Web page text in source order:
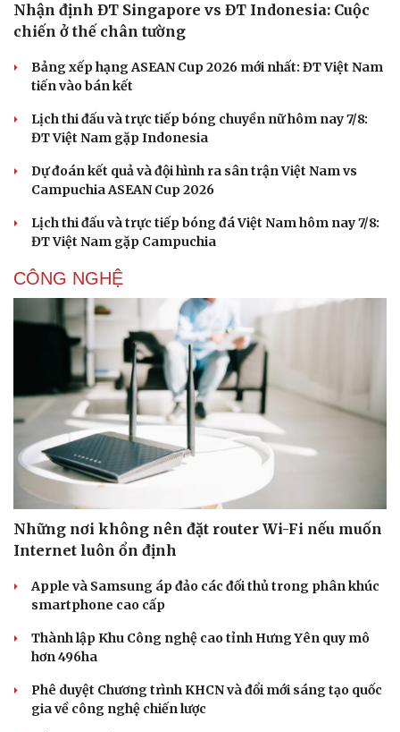
Nhận định ĐT Singapore vs ĐT Indonesia: Cuộc
chiến ở thế chân tường
Bảng xếp hạng ASEAN Cup 2026 mới nhất: ĐT Việt Nam
tiến vào bán kết
Lịch thi đấu và trực tiếp bóng chuyền nữ hôm nay 7/8:
ĐT Việt Nam gặp Indonesia
Dự đoán kết quả và đội hình ra sân trận Việt Nam vs
Campuchia ASEAN Cup 2026
Lịch thi đấu và trực tiếp bóng đá Việt Nam hôm nay 7/8:
ĐT Việt Nam gặp Campuchia
CÔNG NGHỆ
Những nơi không nên đặt router Wi-Fi nếu muốn
Internet luôn ổn định
Apple và Samsung áp đảo các đối thủ trong phân khúc
smartphone cao cấp
Thành lập Khu Công nghệ cao tỉnh Hưng Yên quy mô
hơn 496ha
Phê duyệt Chương trình KHCN và đổi mới sáng tạo quốc
gia về công nghệ chiến lược